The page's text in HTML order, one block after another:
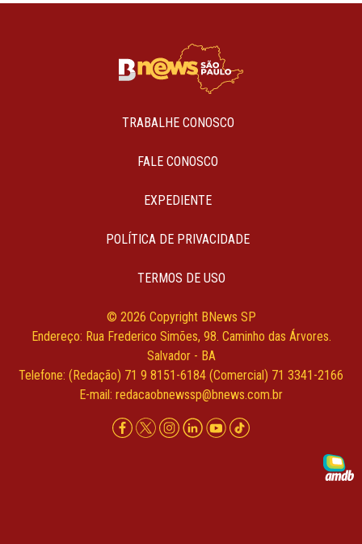
TRABALHE CONOSCO
FALE CONOSCO
EXPEDIENTE
POLÍTICA DE PRIVACIDADE
TERMOS DE USO
© 2026 Copyright BNews SP
Endereço: Rua Frederico Simões, 98. Caminho das Árvores.
Salvador - BA
Telefone: (Redação) 71 9 8151-6184 (Comercial) 71 3341-2166
E-mail: redacaobnewssp@bnews.com.br